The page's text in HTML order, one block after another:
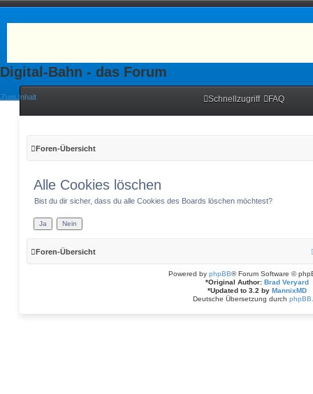
Digital-Bahn - das Forum
Zum Inhalt Schnellzugriff FAQ
Foren-Übersicht
Alle Cookies löschen
Bist du dir sicher, dass du alle Cookies des Boards löschen möchtest?
Foren-Übersicht
Powered by phpBB® Forum Software ©
*Original Author: Brad Veryard
*Updated to 3.2 by MannixMD
Deutsche Übersetzung durch